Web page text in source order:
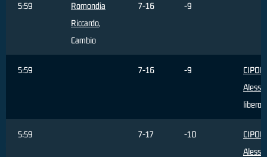
5:59
Romondia
Riccardo,
Cambio
7-16 -9
5:59 7-16 -9
libero
5:59 7-17 -10